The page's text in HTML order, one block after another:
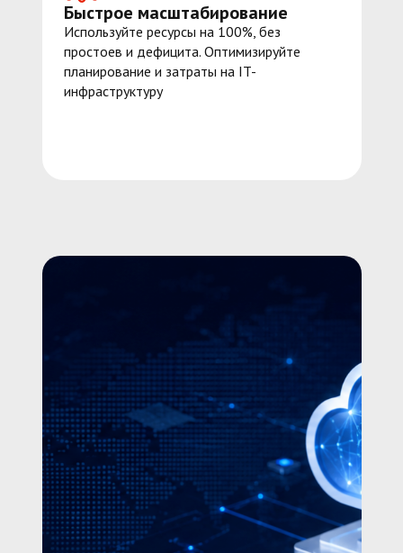
Быстрое масштабирование
Используйте ресурсы на 100%, без
простоев и дефицита. Оптимизируйте
планирование и затраты на IT-
инфраструктуру